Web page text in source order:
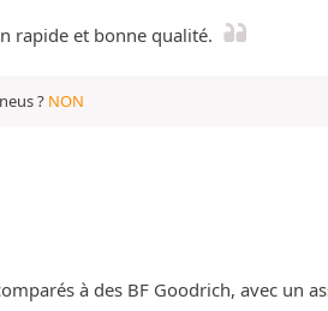
rapide et bonne qualité.
? NON
à des BF Goodrich, avec un